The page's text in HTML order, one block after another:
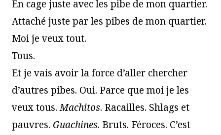
En cage juste avec les pibe de mon quartier.
Attaché juste par les pibes de mon quartier.
Moi je veux tout.
Tous.
Et je vais avoir la force d’aller chercher
d’autres pibes. Oui. Parce que moi je les
veux tous.Machitos. Racailles. Shlags et
pauvres. Guachines. Bruts. Féroces. C’est